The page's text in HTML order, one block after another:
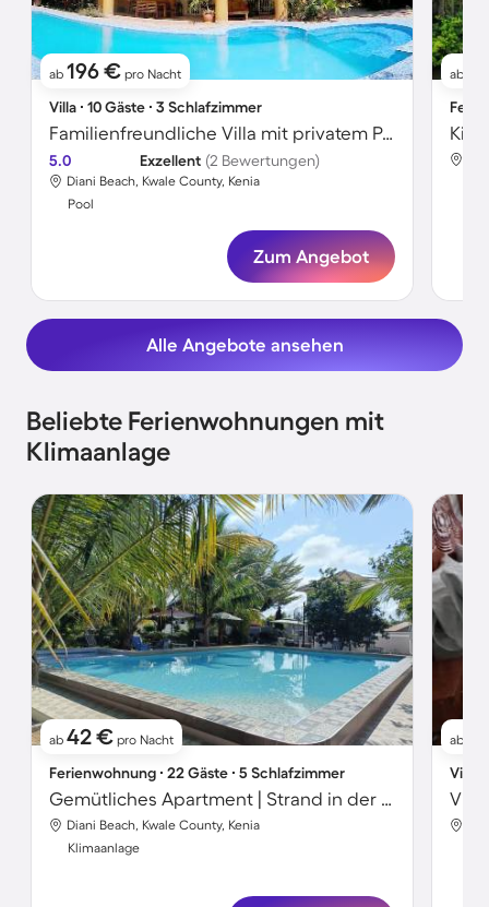
ab 196 € pro Nacht
Villa ∙ 10 Gäste ∙ 3 Schlafzimmer
Familienfreundliche Villa mit privatem Pool, Garten und Terrasse | Neben dem Strand | Haustierfreundlich
5.0 Exzellent (2 Bewertungen)
Diani Beach, Kwale County, Kenia
Pool
Zum Angebot
ab
Alle Angebote ansehen
Beliebte Ferienwohnungen mit
Klimaanlage
ab 42 € pro Nacht
Ferienwohnung ∙ 22 Gäste ∙ 5 Schlafzimmer
Gemütliches Apartment | Strand in der Nähe
Diani Beach, Kwale County, Kenia
Klimaanlage
ab
Villa